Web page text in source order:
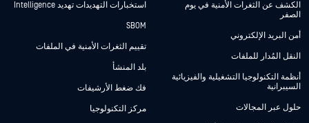
الكشف عن الثغرات الأمنية في يوم
الصفر
أمن البريد الإلكتروني
النقل المُدار للملفات
أنظمة التكنولوجيا التشغيلية والفيزيائية
السيبرانية
حلول عبر المجالات
استخبارات التهديدات تهديد Intelligence
SBOM
تقييم الثغرات الأمنية في الملفات
بلد المنشأ
فك ضغط الأرشيفات
مركز التكنولوجيا